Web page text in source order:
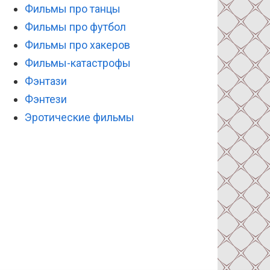
Фильмы про танцы
Фильмы про футбол
Фильмы про хакеров
Фильмы-катастрофы
Фэнтази
Фэнтези
Эротические фильмы